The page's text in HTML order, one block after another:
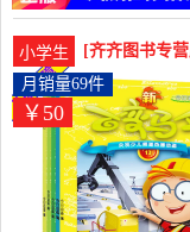
小学生
[齐齐图书专
13央视热播月
￥50
月销量69件